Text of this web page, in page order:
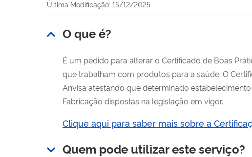
Última Modificação: 15/12/2025
O que é?
É um pedido para alterar o Certificado de Boas
que trabalham com produtos para a saúde. O
Anvisa atestando que determinado
Fabricação dispostas na legislação em vigor.
Clique aqui para saber mais sobre a
Quem pode utilizar este serviço?